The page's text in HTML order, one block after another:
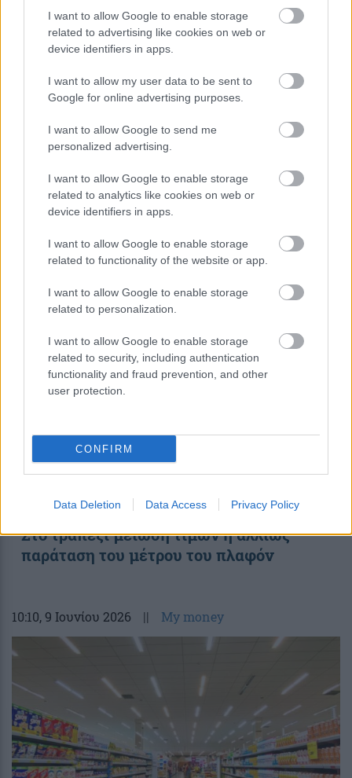
I want to allow Google to enable storage
related to advertising like cookies on web or
device identifiers in apps.
I want to allow my user data to be sent to
Google for online advertising purposes.
I want to allow Google to send me
personalized advertising.
I want to allow Google to enable storage
related to analytics like cookies on web or
device identifiers in apps.
I want to allow Google to enable storage
related to functionality of the website or app.
I want to allow Google to enable storage
related to personalization.
I want to allow Google to enable storage
related to security, including authentication
functionality and fraud prevention, and other
user protection.
CONFIRM
Data Deletion Data Access Privacy Policy
Θεοδωρικάκος – Ένωση Σούπερ Μάρκετ:
Σε θετικό κλίμα η συζήτηση για
συμφωνία μείωσης τιμών σε βασικά
αγαθά – Παράταση του πλαφόν μέχρι να
γίνει αυτό
, 10 Ιουνίου 2026 || Οικονομία
Θεοδωρικάκος: Συζητάμε με τα σούπερ
μάρκετ και τις βιομηχανίες τροφίμων –
Στο τραπέζι μείωση τιμών ή αλλιώς
παράταση του μέτρου του πλαφόν
10:10, 9 Ιουνίου 2026 || My money